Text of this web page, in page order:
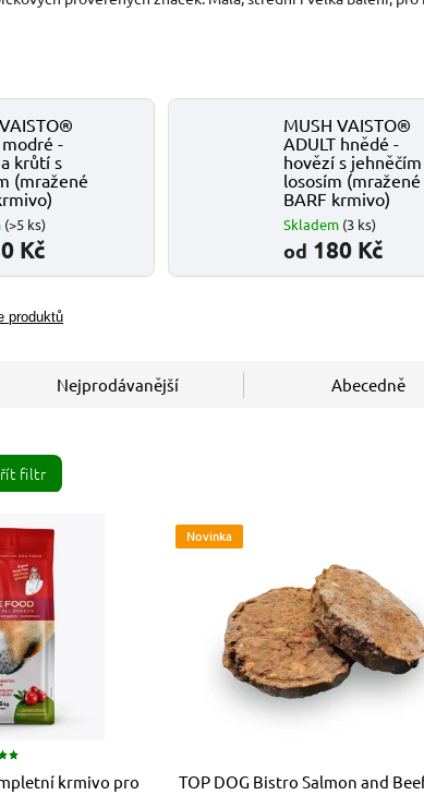
modré -
krůtí s
(mražené
(>5 ks)
Kč
MUSH VAISTO®
ADULT hnědé -
hovězí s
lososím (mražené
BARF krmivo)
Skladem (3 ks)
od 180 Kč
produktů
Nejprodávanější Abecedně
filtr
krmivo pro
Novinka
TOP DOG Bistro Salmon and